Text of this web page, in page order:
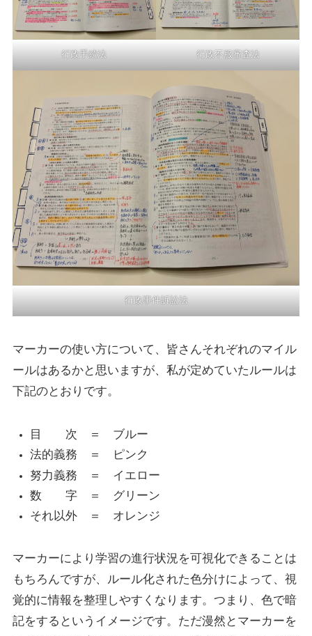
行政手続法 行政不服審査法
行政事件訴訟法
マーカーの使い方について、皆さんそれぞれのマイル
ールはあるかと思いますが、私が定めていたルールは
下記のとおりです。
目 次 ＝ ブルー
法的義務 ＝ ピンク
努力義務 ＝ イエロー
数 字 ＝ グリーン
それ以外 ＝ オレンジ
マーカーにより学習の進行状況を可視化できることは
もちろんですが、ルール化された色分けによって、視
覚的に情報を整理しやすくなります。つまり、色で暗
記をするというイメージです。ただ漫然とマーカーを